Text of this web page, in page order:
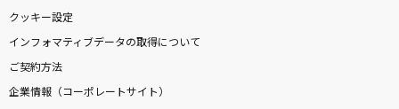
クッキー設定
インフォマティブデータの取得について
ご契約方法
企業情報（コーポレートサイト）